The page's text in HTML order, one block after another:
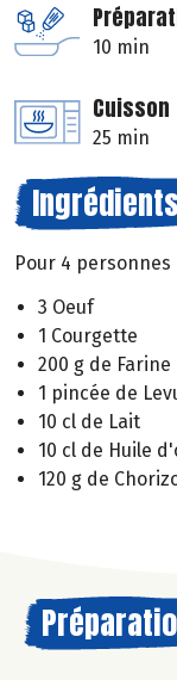
10 min
Cuisson
25 min
Ingrédients
Pour 4 personnes
3 Oeuf
1 Courgette
200 g de Farine
1 pincée de
10 cl de Lait
10 cl de Huile
120 g de